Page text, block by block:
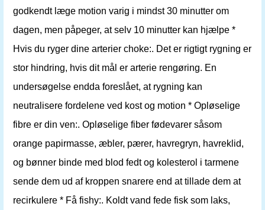
godkendt læge motion varig i mindst 30 minutter om
dagen, men påpeger, at selv 10 minutter kan hjælpe *
Hvis du ryger dine arterier choke:. Det er rigtigt rygning er
stor hindring, hvis dit mål er arterie rengøring. En
undersøgelse endda foreslået, at rygning kan
neutralisere fordelene ved kost og motion * Opløselige
fibre er din ven:. Opløselige fiber fødevarer såsom
orange papirmasse, æbler, pærer, havregryn, havreklid,
og bønner binde med blod fedt og kolesterol i tarmene
sende dem ud af kroppen snarere end at tillade dem at
recirkulere * Få fishy:. Koldt vand fede fisk som laks,